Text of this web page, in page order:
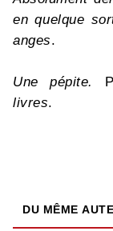
en quelque
anges.
Une pépite.
livres.
DU MÊME